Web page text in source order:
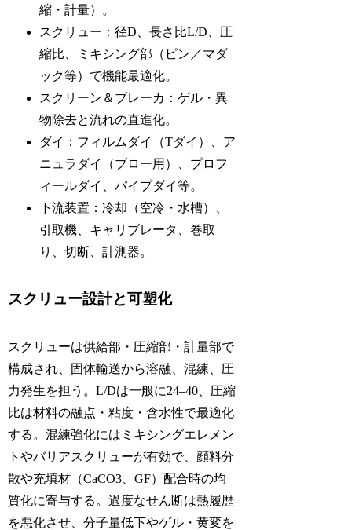
縮・計量）。
スクリュー：径D、長さ比L/D、圧
縮比、ミキシング部（ピン／マダ
ック等）で機能最適化。
スクリーン＆ブレーカ：ゲル・異
物除去と流れの直進化。
ダイ：フィルムダイ（Tダイ）、ア
ニュラダイ（ブロー用）、プロフ
ィールダイ、パイプダイ等。
下流装置：冷却（空冷・水槽）、
引取機、キャリブレータ、巻取
り、切断、計測器。
スクリュー設計と可塑化
スクリューは供給部・圧縮部・計量部で
構成され、固体輸送から溶融、混練、圧
力発生を担う。L/Dは一般に24–40、圧縮
比は材料の融点・粘度・含水性で最適化
する。混練強化にはミキシングエレメン
トやバリアスクリューが有効で、顔料分
散や充填材（CaCO3、GF）配合時の均
質化に寄与する。過度なせん断は熱履歴
を悪化させ、分子量低下やゲル・黄変を